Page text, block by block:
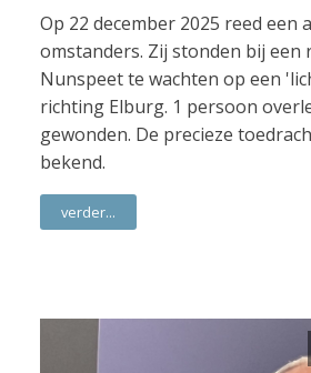
Op 22 december 2025 reed een
omstanders. Zij stonden bij een
Nunspeet te wachten op een
richting Elburg. 1 persoon
gewonden. De precieze
bekend.
verder...